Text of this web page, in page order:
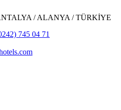
/ ALANYA / TÜRKİYE
745 04 71